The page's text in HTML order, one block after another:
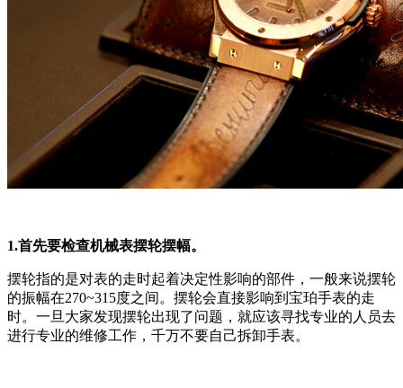
1.首先要检查机械表摆轮摆幅。
摆轮指的是对表的走时起着决定性影响的部件，一般来说摆轮
的振幅在270~315度之间。摆轮会直接影响到宝珀手表的走
时。一旦大家发现摆轮出现了问题，就应该寻找专业的人员去
进行专业的维修工作，千万不要自己拆卸手表。